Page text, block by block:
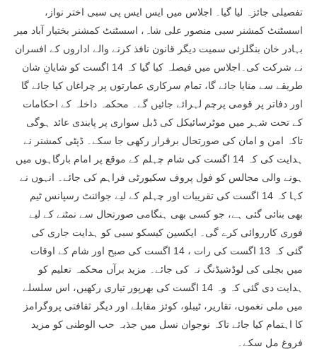
تفصیلی جائزہ لیا گیا۔ اجلاس میں ایس ایس پی سبی اختر نواز،
اسسٹنٹ کمشنر سبی منصور علی شاہ، اسسٹنٹ کمشنر بختیار آباد میر
بہادر خان بنگلزئی سمیت دیگر قانون نافذ کرنے والے اداروں کے افسران
نے شرکت کی۔اجلاس میں فیصلہ کیا گیا کہ 14 اگست کو شایانِ شان
طریقے سے منایا جائے گا، تمام سرکاری عمارتوں پر چراغاں کیا جائے گا
اور دفاتر پر قومی پرچم لہرائے جائیں گے۔ محکمہ داخلہ کے احکامات
کے تحت شہر میں موٹرسائیکل کی ڈبل سواری پر پابندی عائد ہوگی
تاکہ امن و امان کی صورتحال برقرار رکھی جا سکے۔ ڈپٹی کمشنر نے
ہدایت کی کہ 14 اگست کی شام چہلم کے موقع پر امام بارگاہوں میں
ہونے والی مجالس کو فول پروف سکیورٹی فراہم کی جائے۔ انہوں نے
کہا کہ 14 اگست کی تقریبات اور چہلم کے لیے جوائنٹ رسپانس ٹیم
بھی بنائی گئی ہے، جو کسی بھی ہنگامی صورتحال سے نمٹنے کے لیے
فوری کارروائی کرے گی۔ ایکسین کیسکو سبی کو ہدایت جاری کی
گئی کہ 13 اگست کی رات ، 14 اگست کی صبح اور شام کے اوقات
میں بجلی کی لوڈشیڈنگ نہ کی جائے۔ مزید برآں محکمہ تعلیم کو
ہدایت دی گئی کہ وہ 14 اگست کی بھرپور تیاری رکھیں، اس سلسلے
میں ملی نغموں، تقاریر، ٹیبلو، کوئز مقابلے اور دیگر ثقافتی پروگرامز
کا اہتمام کیا جائے تاکہ نوجوان نسل میں جذبہ حب الوطنی کو مزید
فروغ مل سکے۔